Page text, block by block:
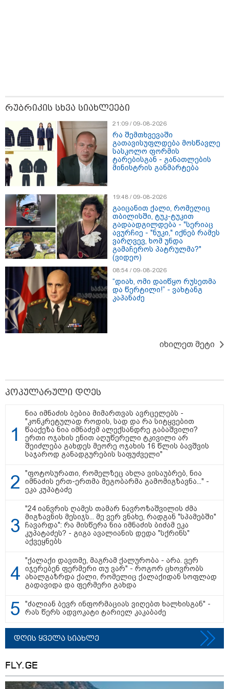
ეუბნება: გათიშავს თუ არა პიროვნებას, თან ეუბნება,
17:32 / 09-08-2026
კიდევ ერთ დაკარგულს ოჯახი 10 წელია ეძებს - რას
ამბობს 26 წლის ახალაგაზრდის დედა?
17:12 / 09-08-2026
უნცია ოქრო დღიურად 101
დოლარით გაძვირდა - რა ღირს
"ნაქირავებში ვარ ამჟამად ამ
კომპანიის გამო და ძალიან
მიჭირს ქირის გადახდა, რა
შეიძლება გაკეთდეს?" - რას
ურჩევს იურისტი "სფერო
ჰოლდინგისგან"
13:36 / 09-08-2026
დაშავდა 12 ადამიანი -
ვრცელდება ტრაგიკული
მომენტის ამსახველი კადრები
ტაილანდიდან
10:29 / 09-08-2026
"ვერასდროს ვიფიქრებდი, რომ
ჩვენი ცხოვრება შენთან ერთად
ასეთ არარომანტიკულ ფაზაში
შევიდოდა" - თეონა კონტრიძე
ქორწინებიდან 18 წლის თავზე
ქმარს ემოციურ "პოსტს" უძღვნის
ლარიდან
რუბრიკის სხვა სიახლეები
21:09 / 09-08-2026
რა შემთხვევაში
გათავისუფლდება მოსწავლე
სასკოლო ფორმის
ტარებისგან - განათლების
მინისტრის განმარტება
19:48 / 09-08-2026
გაიცანით ქალი, რომელიც
თბილისში, ტუკ-ტუკით
გადაადგილდება - "სერიაც
ავურჩიე - "ნუკი," იქნებ რამეს
ვარღვევ, ხომ უნდა
გამაჩეროს პატრულმა?"
(ვიდეო)
08:54 / 09-08-2026
“დიახ, ომი დაიწყო რუსეთმა
და წერტილი!” - ვახტანგ
კაპანაძე
იხილეთ მეტი
პოპულარული დღეს
ნია იმნაძის ბებია მიმართვას ავრცელებს -
"კონკრეტულად როდის, სად და რა სიტყვებით
წააქეზა ნია იმნაძემ ალექსანდრე გაბაშვილი?
ერთი ოჯახის ენით აღუწერელი ტკივილი არ
შეიძლება გახდეს მეორე ოჯახის 16 წლის ბავშვის
საჯაროდ განადგურების საფუძველი"
"ფოტოსურათი, რომელზეც ახლა ვისაუბრებ, ნია
იმნაძის ერთ-ერთმა მეგობარმა გამომიგზავნა..." -
ეკა კუპატაძე
"24 იანვრის ღამეს თამარ ნავროზაშვილის ძმა
მიგზავნის მესიჯს... მე ვერ ვნახე, რადგან "სპამებში"
ჩავარდა": რა მისწერა ნია იმნაძის ბიძამ ეკა
კუპატაძეს? - გიგა ავალიანის დედა "სქრინს"
აქვეყნებს
"ქალაქი დავთმე, მაგრამ ქალურობა - არა. ვერ
იჯერებენ ფერმერი თუ ვარ" - როგორ ცხოვრობს
ახალგაზრდა ქალი, რომელიც ქალაქიდან სოფლად
გადავიდა და ფერმერი გახდა
"ძალიან ბევრ ინფორმაციას ვიღებთ ხალხისგან" -
რას წერს ადვოკატი ტარიელ კაკაბაძე
დღის ყველა სიახლე
FLY.GE